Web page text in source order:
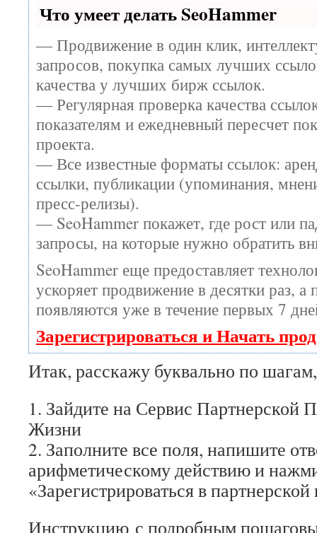
Что умеет делать SeoHammer
— Продвижение в один клик,
запросов, покупка самых лучших
качества у лучших бирж ссылок.
— Регулярная проверка качества
показателям и ежедневный пересчет
проекта.
— Все известные форматы ссылок:
ссылки, публикации (упоминания,
пресс-релизы).
— SeoHammer покажет, где рост или
запросы, на которые нужно обратить
SeoHammer еще предоставляет
ускоряет продвижение в десятки раз, а
появляются уже в течение первых 7
Зарегистрироваться и Начать
Итак, расскажу буквально по
1. Зайдите на Сервис Партнерской
Жизни
2. Заполните все поля, напишите
арифметическому действию и
«Зарегистрироваться в
Инструкцию с подробным